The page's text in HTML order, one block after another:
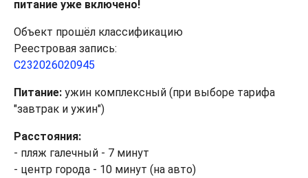
питание уже включено!
Объект прошёл классификацию
Реестровая запись:
С232026020945
Питание: ужин комплексный (при выборе тарифа
"завтрак и ужин")
Расстояния:
- пляж галечный - 7 минут
- центр города - 10 минут (на авто)